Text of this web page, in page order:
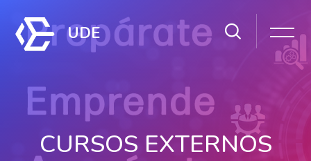
UDE
CURSOS EXTERNOS